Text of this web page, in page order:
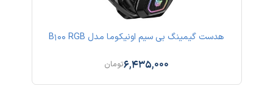
هدست گیمینگ بی سیم اونیکوما مدل B100 RGB
6,435,000تومان